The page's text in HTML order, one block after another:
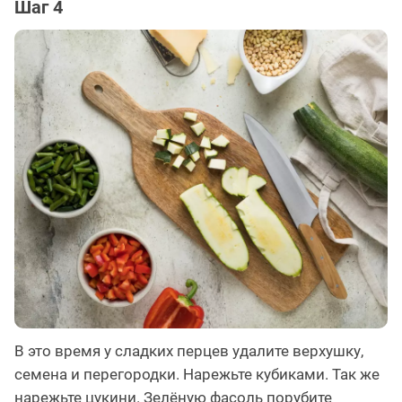
Шаг 4
В это время у сладких перцев удалите верхушку,
семена и перегородки. Нарежьте кубиками. Так же
нарежьте цукини. Зелёную фасоль порубите